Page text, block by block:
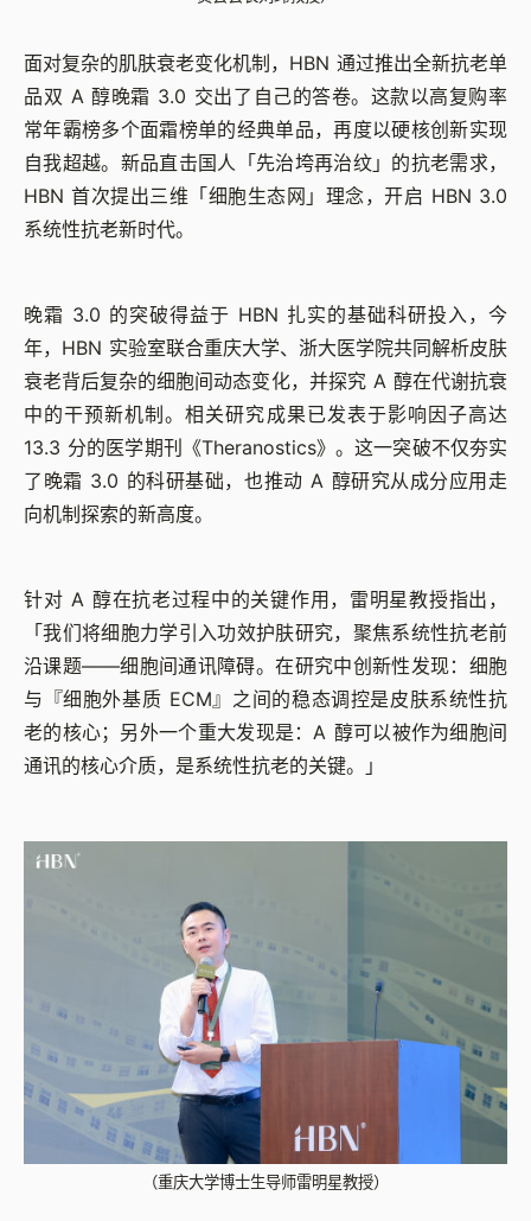
面对复杂的肌肤衰老变化机制，HBN 通过推出全新抗老单
品双 A 醇晚霜 3.0 交出了自己的答卷。这款以高复购率
常年霸榜多个面霜榜单的经典单品，再度以硬核创新实现
自我超越。新品直击国人「先治垮再治纹」的抗老需求，
HBN 首次提出三维「细胞生态网」理念，开启 HBN 3.0
系统性抗老新时代。
晚霜 3.0 的突破得益于 HBN 扎实的基础科研投入，今
年，HBN 实验室联合重庆大学、浙大医学院共同解析皮肤
衰老背后复杂的细胞间动态变化，并探究 A 醇在代谢抗衰
中的干预新机制。相关研究成果已发表于影响因子高达
13.3 分的医学期刊《Theranostics》。这一突破不仅夯实
了晚霜 3.0 的科研基础，也推动 A 醇研究从成分应用走
向机制探索的新高度。
针对 A 醇在抗老过程中的关键作用，雷明星教授指出，
「我们将细胞力学引入功效护肤研究，聚焦系统性抗老前
沿课题——细胞间通讯障碍。在研究中创新性发现：细胞
与『细胞外基质 ECM』之间的稳态调控是皮肤系统性抗
老的核心；另外一个重大发现是：A 醇可以被作为细胞间
通讯的核心介质，是系统性抗老的关键。」
（重庆大学博士生导师雷明星教授）